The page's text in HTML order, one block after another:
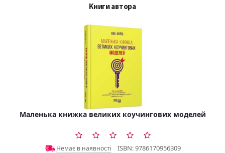
Книги автора
Маленька книжка великих коучингових моделей
Немає в наявності ISBN: 9786170956309